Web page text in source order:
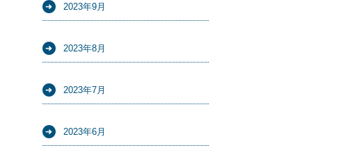
2023年9月
2023年8月
2023年7月
2023年6月